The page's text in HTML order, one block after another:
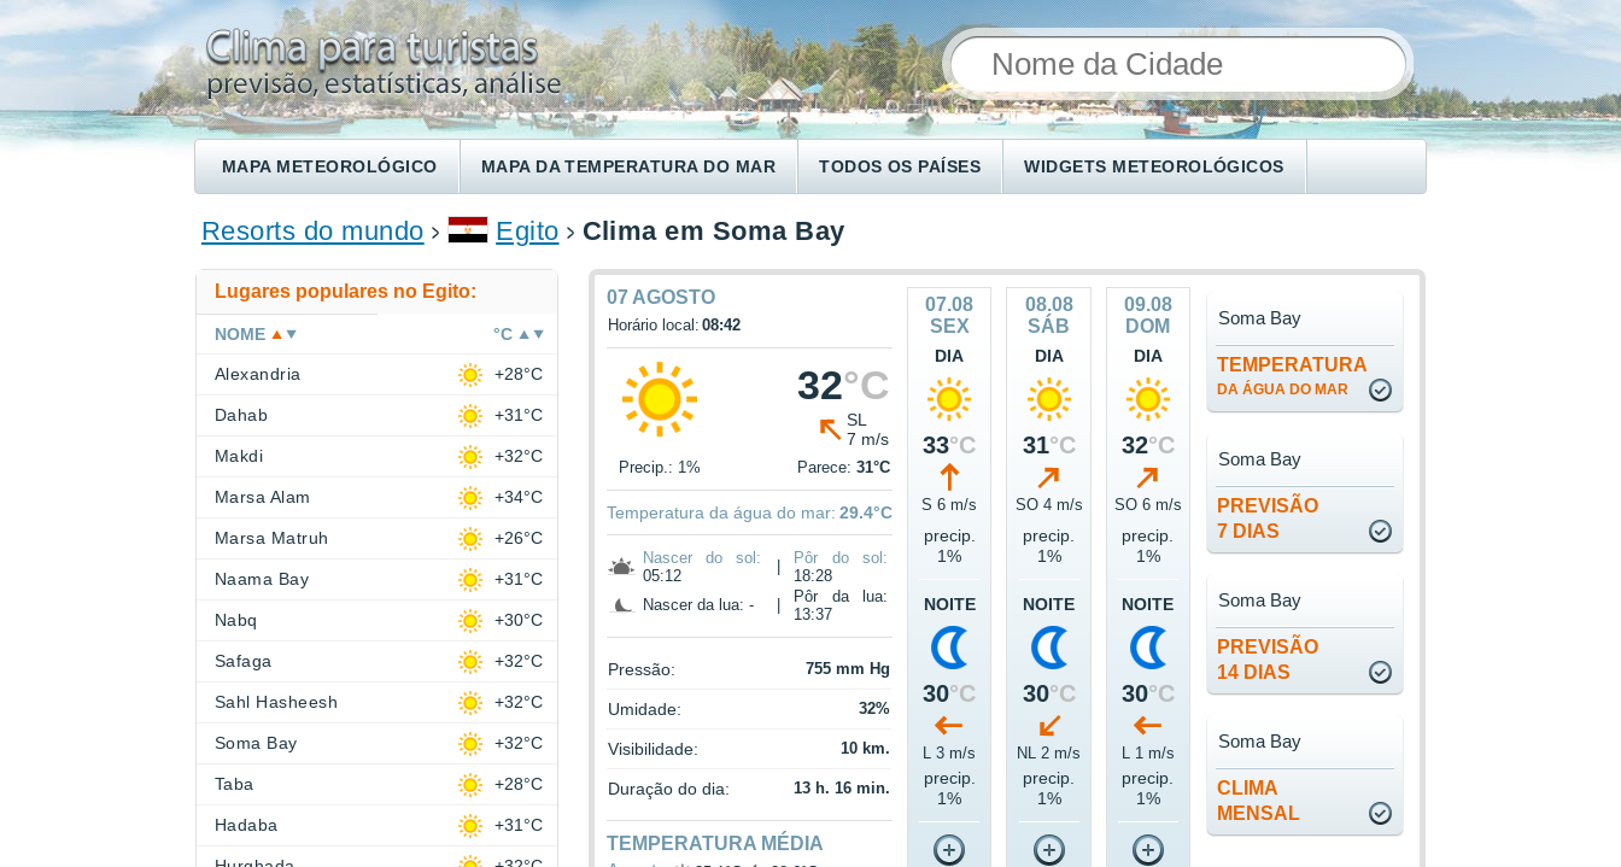
MAPA METEOROLÓGICO MAPA DA TEMPERATURA DO MAR TODOS OS PAÍSES WIDGETS METEOROLÓGICOS
ENCONTRE UM HOTEL
Resorts do mundo Egito Clima em Soma Bay
07 AGOSTO
Horário local: 08:42
32°C
SL
7 m/s
Precip.: 1% Parece:31°C
Temperatura da água do mar: 29.4°C
Nascer do sol:
05:12
Pôr do sol:
18:28
Nascer da lua: -
Pôr da lua:
13:37
Pressão: 755 mm Hg
Umidade: 32%
Visibilidade: 10 km.
Duração do dia: 13 h. 16 min.
TEMPERATURA MÉDIA
07.08
SEX
DIA
33°C
S 6 m/s
precip.
1%
NOITE
30°C
L 3 m/s
precip.
1%
08.08
SÁB
DIA
31°C
SO 4 m/s
precip.
1%
NOITE
30°C
NL 2 m/s
precip.
1%
09.08
DOM
DIA
32°C
SO 6 m/s
precip.
1%
NOITE
30°C
L 1 m/s
precip.
1%
TEMPERATURA
DA ÁGUA DO MAR
Soma Bay
PREVISÃO
7 DIAS
Soma Bay
PREVISÃO
14 DIAS
Soma Bay
CLIMA
MENSAL
Soma Bay
Lugares populares no Egito:
NOME °C
Alexandria +28°C
Dahab +31°C
Makdi +32°C
Marsa Alam +34°C
Marsa Matruh +26°C
Naama Bay +31°C
Nabq +30°C
Safaga +32°C
Sahl Hasheesh +32°C
Soma Bay +32°C
Taba +28°C
Hadaba +31°C